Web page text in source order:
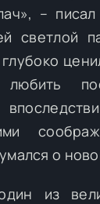
–
светлой
любить
о
из